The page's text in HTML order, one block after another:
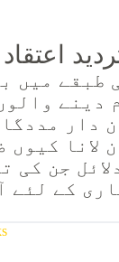
اعتقاد
طبقے میں
دینے
دار
لانا
جن کی
کے لئے